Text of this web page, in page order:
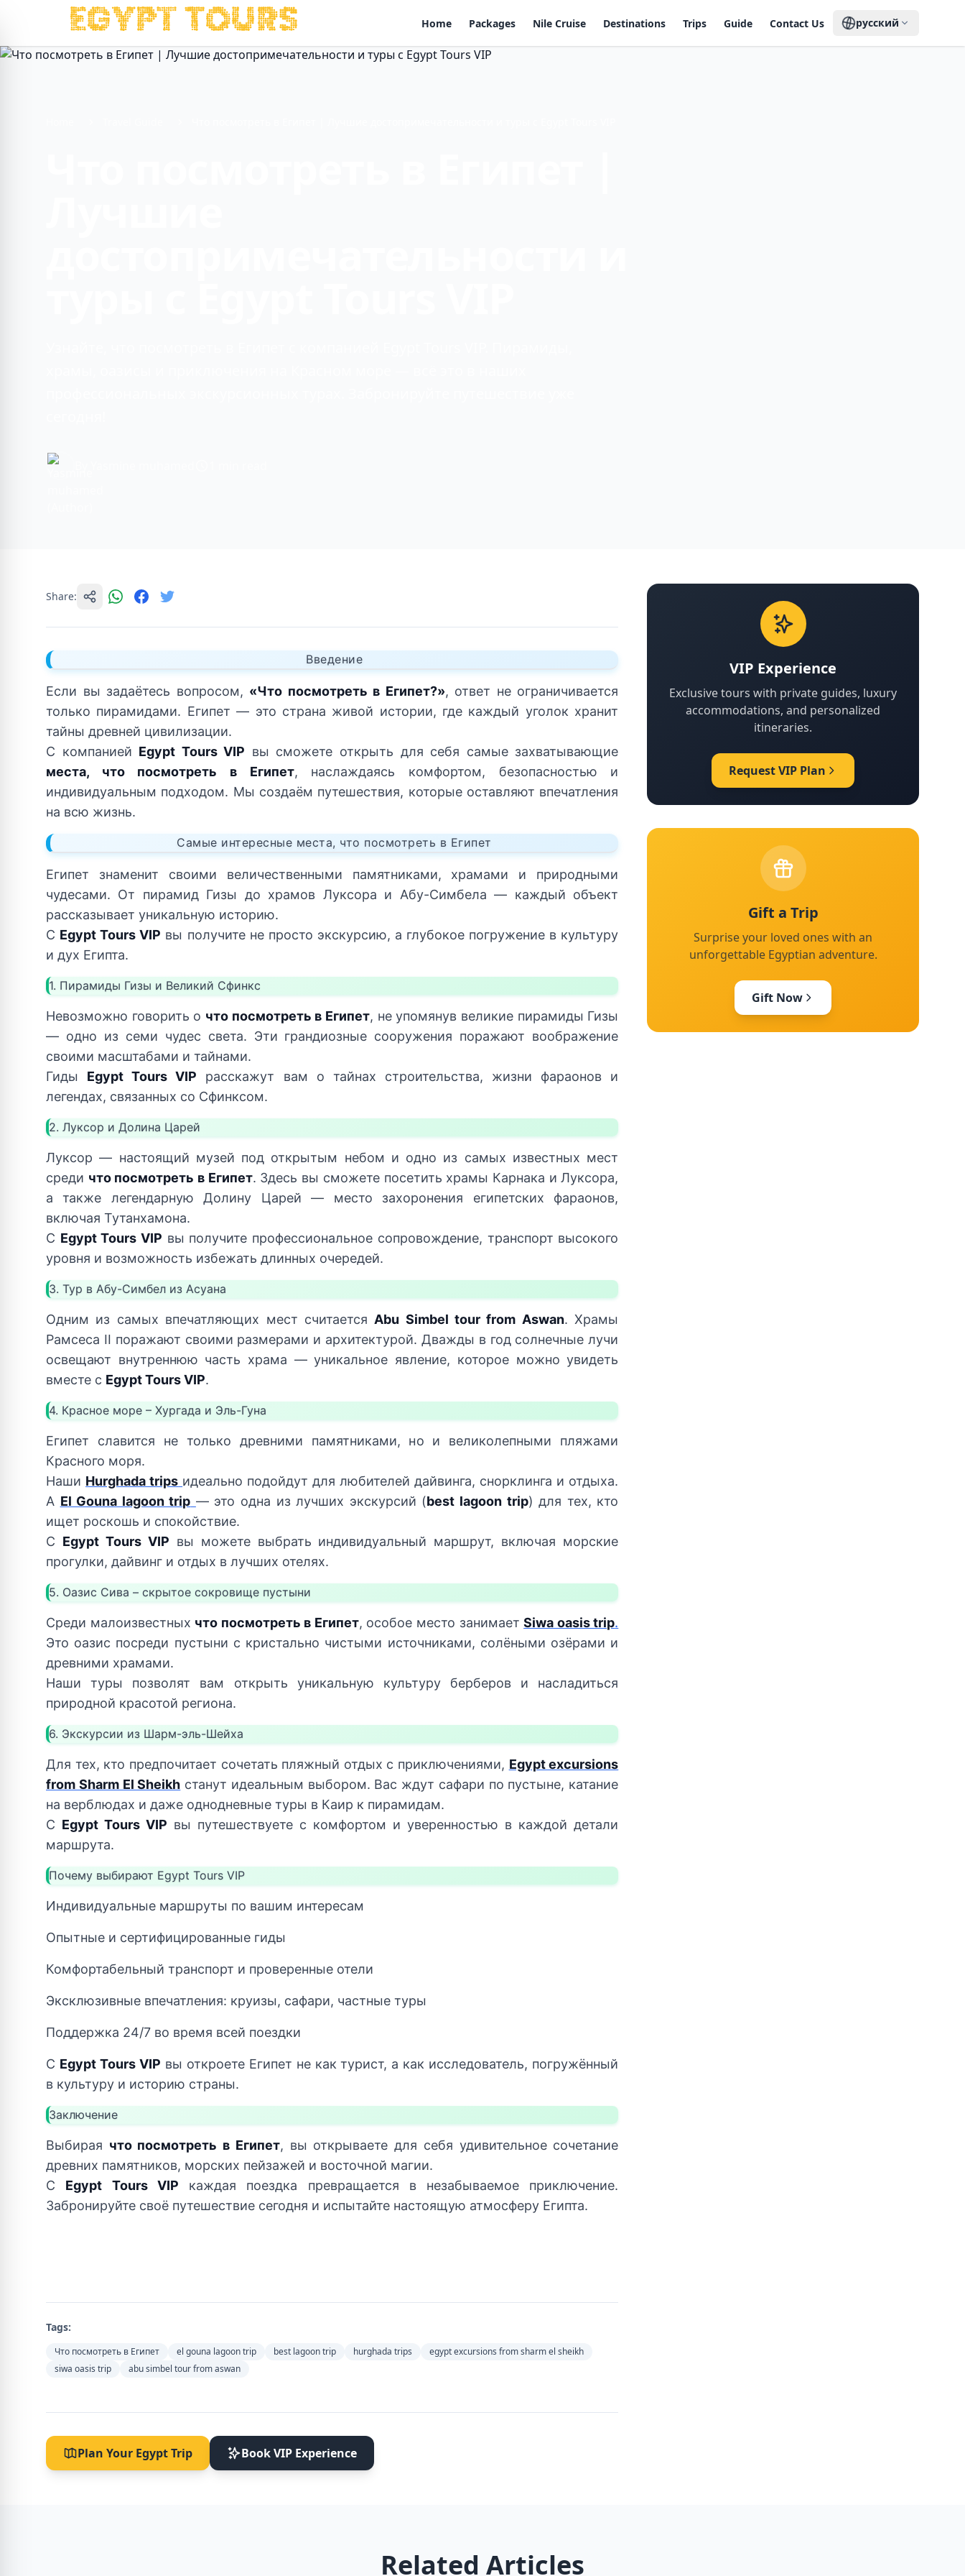
Home Packages Nile Cruise Destinations Trips Guide Contact Us русский
Share:
Введение
Если вы задаётесь вопросом, «Что посмотреть в Египет?», ответ не ограничивается
только пирамидами. Египет — это страна живой истории, где каждый уголок хранит
тайны древней цивилизации.
С компанией Egypt Tours VIP вы сможете открыть для себя самые захватывающие
места, что посмотреть в Египет, наслаждаясь комфортом, безопасностью и
индивидуальным подходом. Мы создаём путешествия, которые оставляют впечатления
на всю жизнь.
Самые интересные места, что посмотреть в Египет
Египет знаменит своими величественными памятниками, храмами и природными
чудесами. От пирамид Гизы до храмов Луксора и Абу-Симбела — каждый объект
рассказывает уникальную историю.
С Egypt Tours VIP вы получите не просто экскурсию, а глубокое погружение в культуру
и дух Египта.
1. Пирамиды Гизы и Великий Сфинкс
Невозможно говорить о что посмотреть в Египет, не упомянув великие пирамиды Гизы
— одно из семи чудес света. Эти грандиозные сооружения поражают воображение
своими масштабами и тайнами.
Гиды Egypt Tours VIP расскажут вам о тайнах строительства, жизни фараонов и
легендах, связанных со Сфинксом.
2. Луксор и Долина Царей
Луксор — настоящий музей под открытым небом и одно из самых известных мест
среди что посмотреть в Египет. Здесь вы сможете посетить храмы Карнака и Луксора,
а также легендарную Долину Царей — место захоронения египетских фараонов,
включая Тутанхамона.
С Egypt Tours VIP вы получите профессиональное сопровождение, транспорт высокого
уровня и возможность избежать длинных очередей.
3. Тур в Абу-Симбел из Асуана
Одним из самых впечатляющих мест считается Abu Simbel tour from Aswan. Храмы
Рамсеса II поражают своими размерами и архитектурой. Дважды в год солнечные лучи
освещают внутреннюю часть храма — уникальное явление, которое можно увидеть
вместе с Egypt Tours VIP.
4. Красное море – Хургада и Эль-Гуна
Египет славится не только древними памятниками, но и великолепными пляжами
Красного моря.
Наши Hurghada trips идеально подойдут для любителей дайвинга, снорклинга и отдыха.
А El Gouna lagoon trip — это одна из лучших экскурсий (best lagoon trip) для тех, кто
ищет роскошь и спокойствие.
С Egypt Tours VIP вы можете выбрать индивидуальный маршрут, включая морские
прогулки, дайвинг и отдых в лучших отелях.
5. Оазис Сива – скрытое сокровище пустыни
Среди малоизвестных что посмотреть в Египет, особое место занимаетSiwa oasis trip.
Это оазис посреди пустыни с кристально чистыми источниками, солёными озёрами и
древними храмами.
Наши туры позволят вам открыть уникальную культуру берберов и насладиться
природной красотой региона.
6. Экскурсии из Шарм-эль-Шейха
Для тех, кто предпочитает сочетать пляжный отдых с приключениями, Egypt excursions
from Sharm El Sheikh станут идеальным выбором. Вас ждут сафари по пустыне, катание
на верблюдах и даже однодневные туры в Каир к пирамидам.
С Egypt Tours VIP вы путешествуете с комфортом и уверенностью в каждой детали
маршрута.
Почему выбирают Egypt Tours VIP
Индивидуальные маршруты по вашим интересам
Опытные и сертифицированные гиды
Комфортабельный транспорт и проверенные отели
Эксклюзивные впечатления: круизы, сафари, частные туры
Поддержка 24/7 во время всей поездки
С Egypt Tours VIP вы откроете Египет не как турист, а как исследователь, погружённый
в культуру и историю страны.
Заключение
Выбирая что посмотреть в Египет, вы открываете для себя удивительное сочетание
древних памятников, морских пейзажей и восточной магии.
С Egypt Tours VIP каждая поездка превращается в незабываемое приключение.
Забронируйте своё путешествие сегодня и испытайте настоящую атмосферу Египта.
Tags:
Что посмотреть в Египет el gouna lagoon trip best lagoon trip hurghada trips
egypt excursions from sharm el sheikh
siwa oasis trip
abu simbel tour from aswan
Plan Your Egypt Trip Book VIP Experience
VIP Experience
Exclusive tours with private guides, luxury
accommodations, and personalized
itineraries.
Request VIP Plan
Gift a Trip
Surprise your loved ones with an
unforgettable Egyptian adventure.
Gift Now
Related Articles